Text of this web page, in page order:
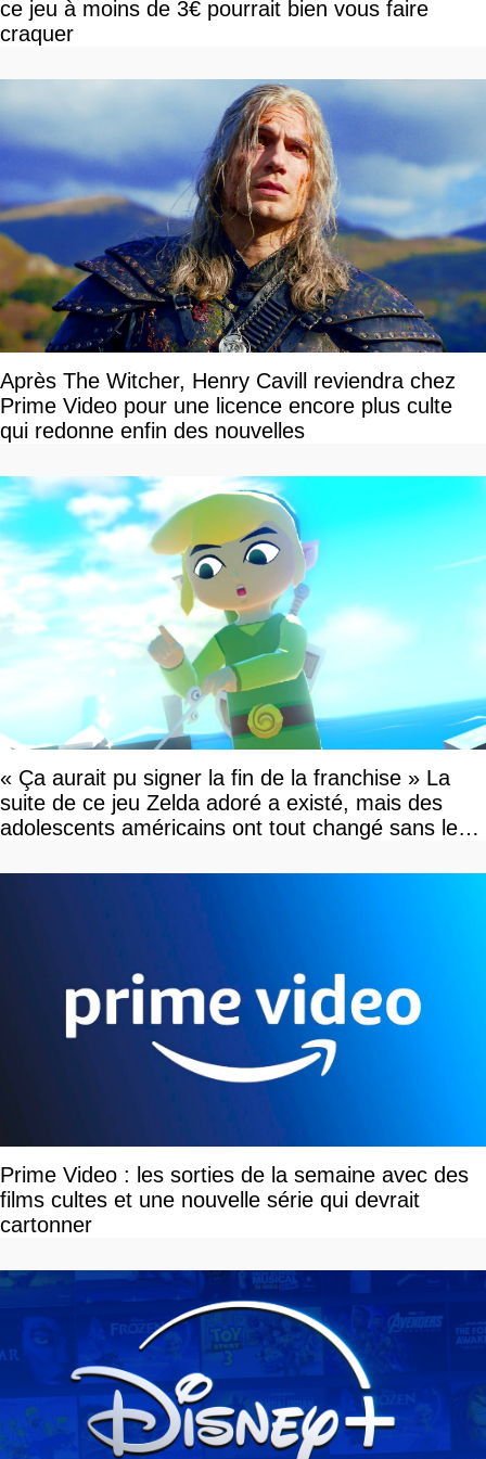
ce jeu à moins de 3€ pourrait bien vous faire
craquer
Après The Witcher, Henry Cavill reviendra chez
Prime Video pour une licence encore plus culte
qui redonne enfin des nouvelles
« Ça aurait pu signer la fin de la franchise » La
suite de ce jeu Zelda adoré a existé, mais des
adolescents américains ont tout changé sans le
Prime Video : les sorties de la semaine avec des
films cultes et une nouvelle série qui devrait
cartonner